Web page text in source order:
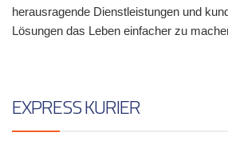
herausragende Dienstleistungen und
Lösungen das Leben einfacher zu
EXPRESS KURIER